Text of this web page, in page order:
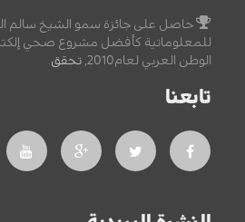
حاصل على جائزة سمو الشيخ سالم
للمعلوماتية كأفضل مشروع صحي
الوطن العربي لعام2010,
تحقق.
تابعنا